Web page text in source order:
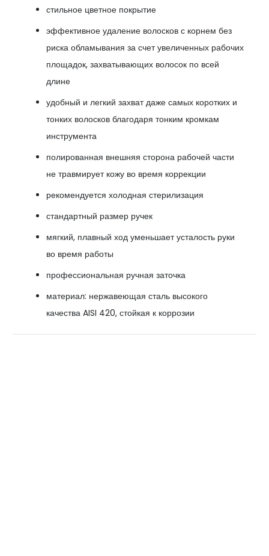
стильное цветное покрытие
эффективное удаление волосков с корнем без
риска обламывания за счет увеличенных рабочих
площадок, захватывающих волосок по всей
длине
удобный и легкий захват даже самых коротких и
тонких волосков благодаря тонким кромкам
инструмента
полированная внешняя сторона рабочей части
не травмирует кожу во время коррекции
рекомендуется холодная стерилизация
стандартный размер ручек
мягкий, плавный ход уменьшает усталость руки
во время работы
профессиональная ручная заточка
материал: нержавеющая сталь высокого
качества AISI 420, стойкая к коррозии